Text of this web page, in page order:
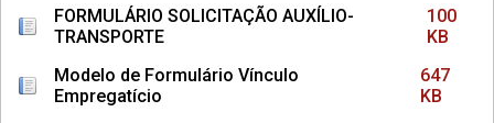
FORMULÁRIO SOLICITAÇÃO AUXÍLIO-
TRANSPORTE
100
KB
Modelo de Formulário Vínculo
Empregatício
647
KB